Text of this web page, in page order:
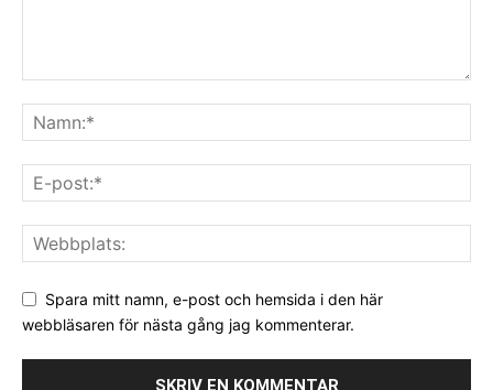
Spara mitt namn, e-post och hemsida i den här
webbläsaren för nästa gång jag kommenterar.